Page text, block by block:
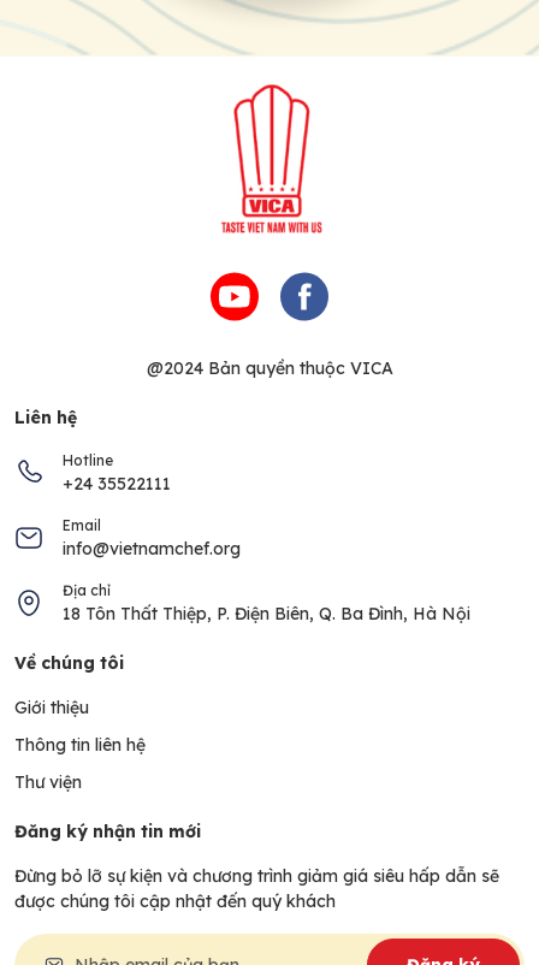
@2024 Bản quyền thuộc VICA
Liên hệ
Hotline
+24 35522111
Email
info@vietnamchef.org
Địa chỉ
18 Tôn Thất Thiệp, P. Điện Biên, Q. Ba Đình, Hà Nội
Về chúng tôi
Giới thiệu
Thông tin liên hệ
Thư viện
Đăng ký nhận tin mới
Đừng bỏ lỡ sự kiện và chương trình giảm giá siêu hấp dẫn sẽ
được chúng tôi cập nhật đến quý khách